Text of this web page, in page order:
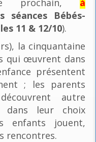
séances Bébés-
11 & 12/10).
la cinquantaine
qui œuvrent dans
présentent
; les parents
autre
dans leur choix
enfants jouent,
rencontres.